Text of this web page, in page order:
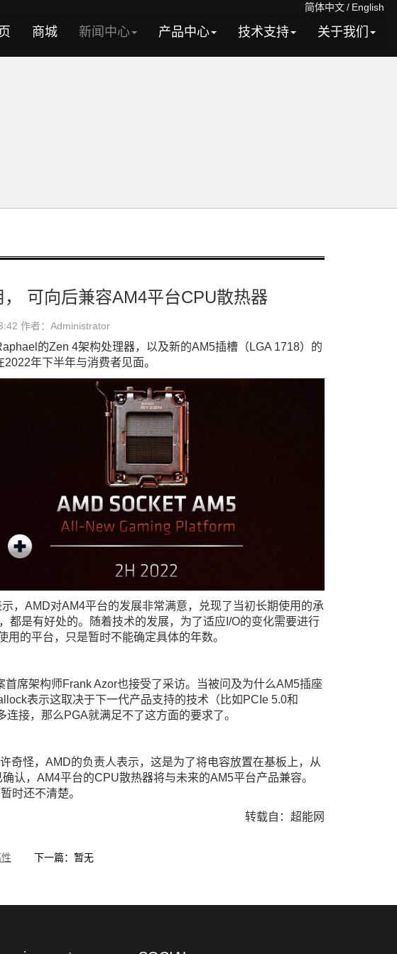
简体中文/ English
商城 新闻中心 产品中心 技术支持 关于我们
可向后兼容AM4平台CPU散热器
作者：Administrator
的Zen 4架构处理器，以及新的AM5插槽（LGA 1718）的
年下半年与消费者见面。
，AMD对AM4平台的发展非常满意，兑现了当初长期使用的承
都是有好处的。随着技术的发展，为了适应I/O的变化需要进行
的平台，只是暂时不能确定具体的年数。
席架构师Frank Azor也接受了采访。当被问及为什么AM5插座
表示这取决于下一代产品支持的技术（比如PCIe 5.0和
接，那么PGA就满足不了这方面的要求了。
奇怪，AMD的负责人表示，这是为了将电容放置在基板上，从
认，AM4平台的CPU散热器将与未来的AM5平台产品兼容。
时还不清楚。
转载自：超能网
下一篇：暂无